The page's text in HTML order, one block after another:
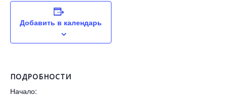
Добавить в календарь
ПОДРОБНОСТИ
Начало: